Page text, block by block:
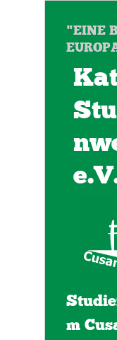
"EINE
m